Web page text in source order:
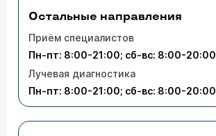
Остальные направления
Приём специалистов
Пн-пт: 8:00-21:00; сб-вс: 8:00-20:00
Лучевая диагностика
Пн-пт: 8:00-21:00; сб-вс: 8:00-20:00